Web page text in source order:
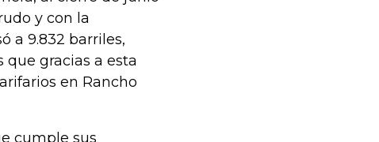
y con la
a 9.832 barriles,
que gracias a esta
en Rancho
cumple sus